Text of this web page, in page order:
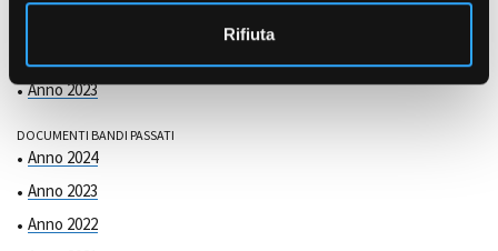
Rifiuta
Anno 2023
DOCUMENTI BANDI PASSATI
Anno 2024
Anno 2023
Anno 2022